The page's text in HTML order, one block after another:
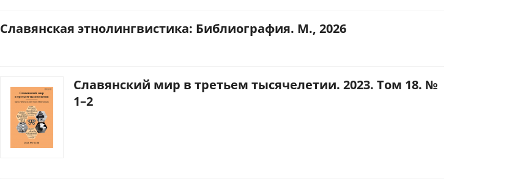
Славянская этнолингвистика: Библиография. М., 2026
Славянский мир в третьем тысячелетии. 2023. Том 18. №
1–2